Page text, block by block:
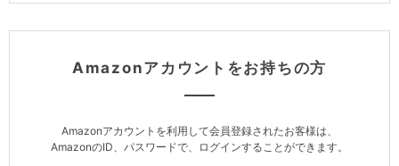
Amazonアカウントをお持ちの方
Amazonアカウントを利用して会員登録されたお客様は、
AmazonのID、パスワードで、ログインすることができます。